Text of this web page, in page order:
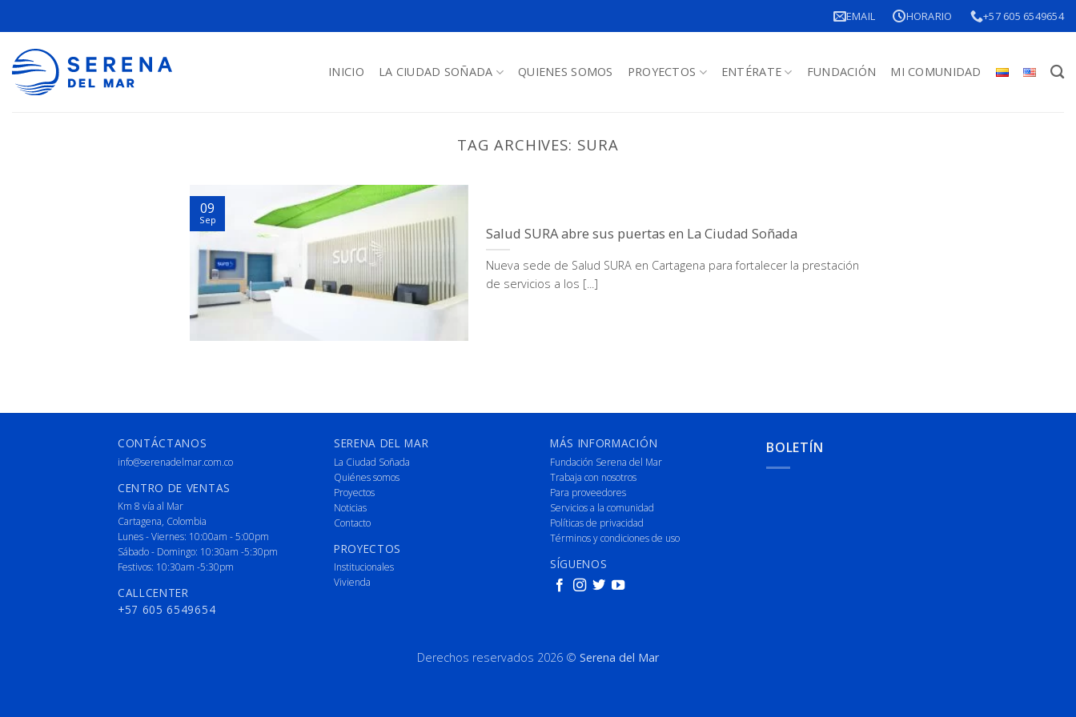
EMAIL HORARIO +57 605 6549654
INICIO LA CIUDAD SOÑADA QUIENES SOMOS PROYECTOS ENTÉRATE FUNDACIÓN MI COMUNIDAD
TAG ARCHIVES: SURA
Salud SURA abre sus puertas en La Ciudad Soñada
Nueva sede de Salud SURA en Cartagena para fortalecer la prestación
de servicios a los [...]
09
Sep
CONTÁCTANOS
info@serenadelmar.com.co
CENTRO DE VENTAS
Km 8 vía al Mar
Cartagena, Colombia
Lunes - Viernes: 10:00am - 5:00pm
Sábado - Domingo: 10:30am -5:30pm
Festivos: 10:30am -5:30pm
CALLCENTER
+57 605 6549654
SERENA DEL MAR
La Ciudad Soñada
Quiénes somos
Proyectos
Noticias
Contacto
PROYECTOS
Institucionales
Vivienda
MÁS INFORMACIÓN
Fundación Serena del Mar
Trabaja con nosotros
Para proveedores
Servicios a la comunidad
Políticas de privacidad
Términos y condiciones de uso
SÍGUENOS
BOLETÍN
Derechos reservados 2026 © Serena del Mar